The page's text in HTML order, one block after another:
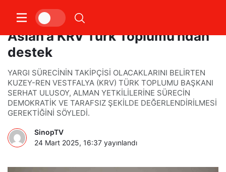
Irkçılığı dile getiren Bahar
Aslan’a KRV Türk Toplumu’ndan
destek
YARGI SÜRECİNİN TAKİPÇİSİ OLACAKLARINI BELİRTEN
KUZEY-REN VESTFALYA (KRV) TÜRK TOPLUMU BAŞKANI
SERHAT ULUSOY, ALMAN YETKİLİLERİNE SÜRECİN
DEMOKRATİK VE TARAFSIZ ŞEKİLDE DEĞERLENDİRİLMESİ
GEREKTİĞİNİ SÖYLEDİ.
SinopTV
24 Mart 2025, 16:37 yayınlandı